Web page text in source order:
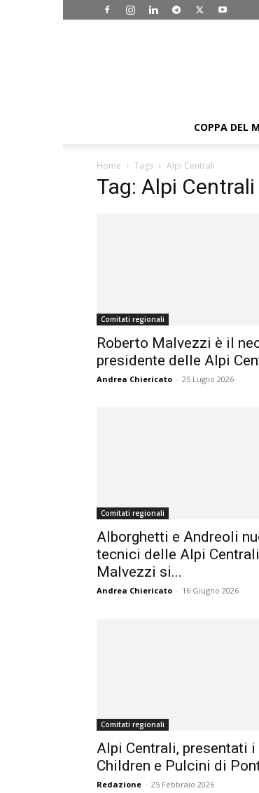
COPPA DEL
Home Tags Alpi Centrali
Tag: Alpi Centrali
Comitati regionali
Roberto Malvezzi è il
presidente delle Alpi
Andrea Chiericato - 25 Luglio 2026
Comitati regionali
Alborghetti e Andreoli
tecnici delle Alpi
Malvezzi si...
Andrea Chiericato - 16 Giugno 2026
Comitati regionali
Alpi Centrali, presentati
Children e Pulcini di
Redazione - 25 Febbraio 2026